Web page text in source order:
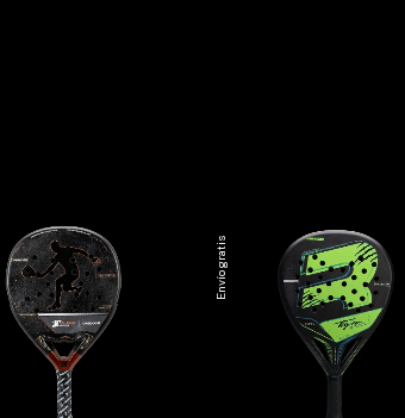
Envío gratis